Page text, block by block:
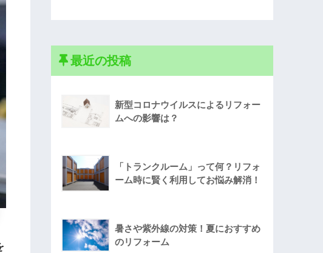
最近の投稿
新型コロナウイルスによるリフォー
ムへの影響は？
「トランクルーム」って何？リフォ
ーム時に賢く利用してお悩み解消！
暑さや紫外線の対策！夏におすすめ
のリフォーム